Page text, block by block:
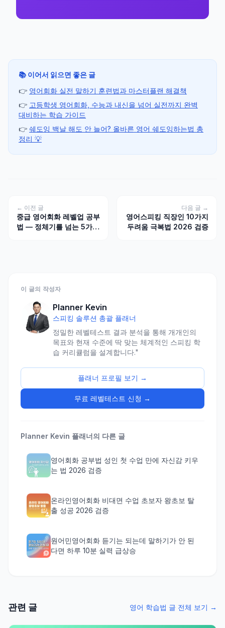
📚 이어서 읽으면 좋은 글
👉 영어회화 실전 말하기 훈련법과 마스터플랜 해결책
👉 고등학생 영어회화, 수능과 내신을 넘어 실전까지 완벽
대비하는 학습 가이드
👉 쉐도잉 백날 해도 안 늘어? 올바른 영어 쉐도잉하는법 총
정리 💡
← 이전 글
중급 영어회화 레벨업 공부
법 — 정체기를 넘는 5가지
다음 글 →
영어스피킹 직장인 10가지
두려움 극복법 2026 검증
이 글의 작성자
Planner Kevin
스피킹 솔루션 총괄 플래너
정밀한 레벨테스트 결과 분석을 통해 개개인의
목표와 현재 수준에 딱 맞는 체계적인 스피킹 학
습 커리큘럼을 설계합니다."
플래너 프로필 보기 →
무료 레벨테스트 신청 →
Planner Kevin 플래너의 다른 글
영어회화 공부법 성인 첫 수업 만에 자신감 키우
는 법 2026 검증
온라인영어회화 비대면 수업 초보자 왕초보 탈
출 성공 2026 검증
원어민영어회화 듣기는 되는데 말하기가 안 된
다면 하루 10분 실력 급상승
관련 글 영어 학습법 글 전체 보기 →